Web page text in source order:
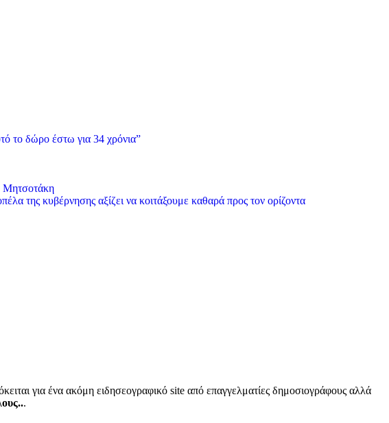
το δώρο έστω για 34 χρόνια”
Μητσοτάκη
της κυβέρνησης αξίζει να κοιτάξουμε καθαρά προς τον ορίζοντα
για ένα ακόμη ειδησεογραφικό site από επαγγελματίες δημοσιογράφους αλλά
.